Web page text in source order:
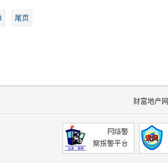
尾页
财富地产网